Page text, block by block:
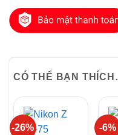
phim ở một nơi khác có thể
vừa kết thúc cảnh quay
CÓ THỂ BẠN
-26% -6%